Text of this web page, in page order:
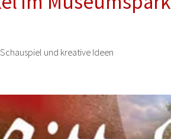
und kreative Ideen